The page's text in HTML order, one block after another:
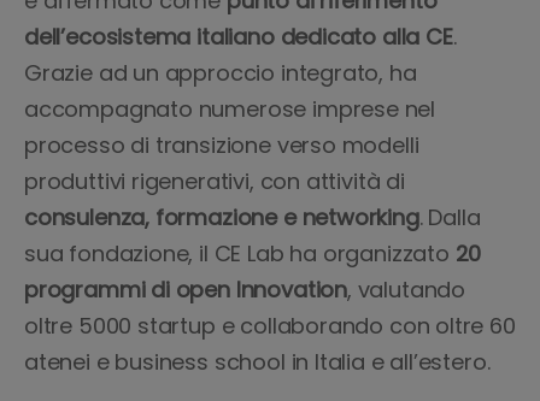
dell’ecosistema italiano dedicato alla CE.
Grazie ad un approccio integrato, ha
accompagnato numerose imprese nel
processo di transizione verso modelli
produttivi rigenerativi, con attività di
consulenza, formazione e networking. Dalla
sua fondazione, il CE Lab ha organizzato 20
programmi di open Innovation, valutando
oltre 5000 startup e collaborando con oltre 60
atenei e business school in Italia e all’estero.